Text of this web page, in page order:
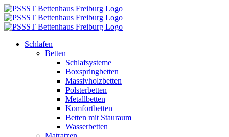
Zum
Inhalt
springen
Schlafen
Betten
Schlafsysteme
Boxspringbetten
Massivholzbetten
Polsterbetten
Metallbetten
Komfortbetten
Betten mit Stauraum
Wasserbetten